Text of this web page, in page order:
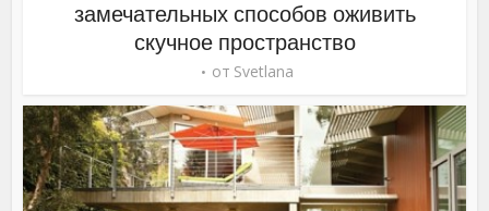
замечательных способов оживить
скучное пространство
от Svetlana